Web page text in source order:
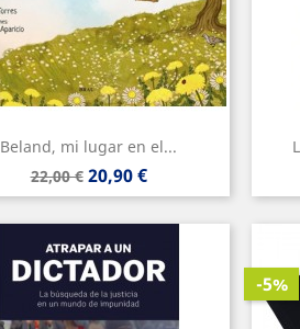
Beland, mi lugar en el...
Precio
base
22,00 € Precio
20,90 €
-5%